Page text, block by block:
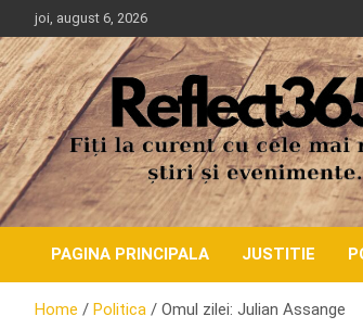
to
content
joi, august 6, 2026
PAGINA PRINCIPALA JUSTITIE
Home Politica Omul zilei: Julian Assange